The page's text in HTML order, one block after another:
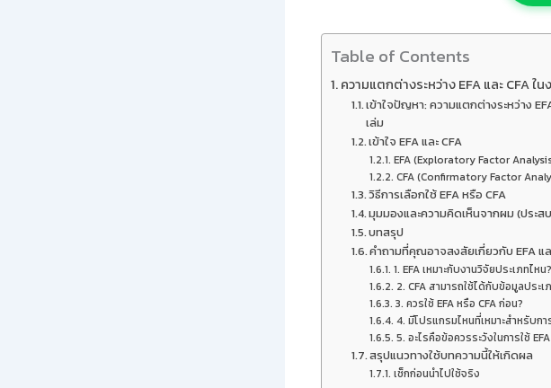
Table of Contents
ความแตกต่างระหว่าง EFA และ CFA ใ
เข้าใจปัญหา: ความแตกต่างระหว่าง
เล่ม
เข้าใจ EFA และ CFA
EFA (Exploratory Factor
CFA (Confirmatory Factor
วิธีการเลือกใช้ EFA หรือ CFA
มุมมองและความคิดเห็นจากผม (ประ
บทสรุป
คำถามที่คุณอาจสงสัยเกี่ยวกับ EFA แล
1. EFA เหมาะกับงานวิจัยประเภทไหน?
2. CFA สามารถใช้ได้กับข้อมูลประเ
3. ควรใช้ EFA หรือ CFA ก่อน?
4. มีโปรแกรมไหนที่เหมาะสำหรับกา
5. อะไรคือข้อควรระวังในการใช้
สรุปแนวทางใช้บทความนี้ให้เกิดผล
เช็กก่อนนำไปใช้จริง